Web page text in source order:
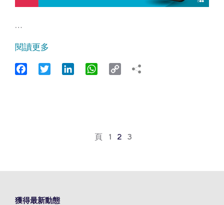
…
閱讀更多
FacebookTwitter LinkedIn WhatsApp
Copy
頁 1 2 3
獲得最新動態